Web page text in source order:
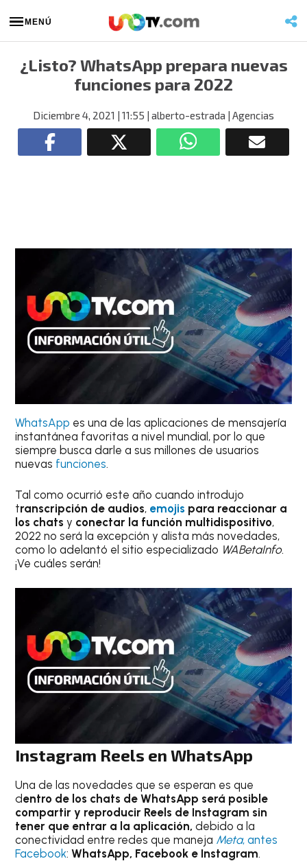
MENÚ
¿Listo? WhatsApp prepara nuevas
funciones para 2022
Diciembre 4, 2021 | 11:55 | alberto-estrada | Agencias
WhatsApp es una de las aplicaciones de mensajería
instantánea favoritas a nivel mundial, por lo que
siempre busca darle a sus millones de usuarios
nuevas funciones.
Tal como ocurrió este año cuando introdujo
transcripción de audios, emojis para reaccionar a
los chats y conectar la función multidispositivo,
2022 no será la excepción y alista más novedades,
como lo adelantó el sitio especializado WABetaInfo.
¡Ve cuáles serán!
Instagram Reels en WhatsApp
Una de las novedades que se esperan es que
dentro de los chats de WhatsApp será posible
compartir y reproducir Reels de Instagram sin
tener que entrar a la aplicación, debido a la
conectividad entre redes que maneja Meta, antes
Facebook:WhatsApp, Facebook e Instagram.